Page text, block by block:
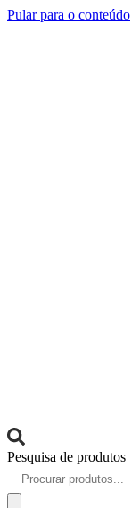
Pular para o conteúdo
Pesquisa de produtos